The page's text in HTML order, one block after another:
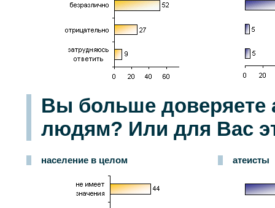
Вы больше доверяете
людям? Или для Вас
население в целом атеисты